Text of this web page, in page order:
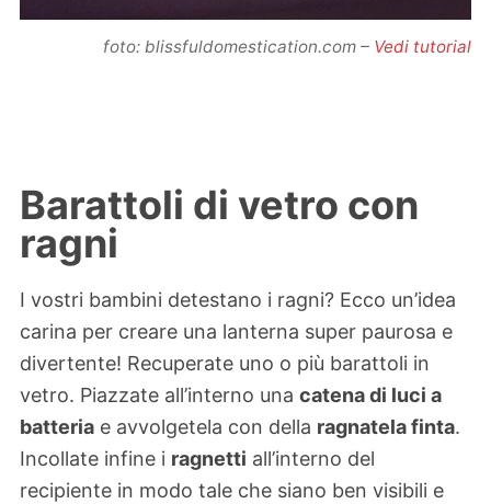
foto: blissfuldomestication.com – Vedi tutorial
Barattoli di vetro con
ragni
I vostri bambini detestano i ragni? Ecco un’idea
carina per creare una lanterna super paurosa e
divertente! Recuperate uno o più barattoli in
vetro. Piazzate all’interno una catena di luci a
batteria e avvolgetela con della ragnatela finta.
Incollate infine i ragnetti all’interno del
recipiente in modo tale che siano ben visibili e